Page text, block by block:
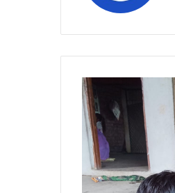
बरदू
में
बहिनों
ने
भाइयों
कलाई